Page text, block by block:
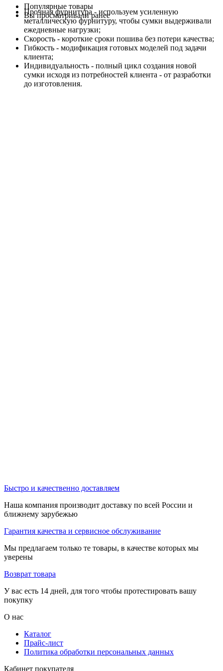
Прочная фурнитура - используем усиленную
металлическую фурнитуру, чтобы сумки выдерживали
ежедневные нагрузки;
Скорость - короткие сроки пошива без потери качества;
Гибкость - модификация готовых моделей под задачи
клиента;
Индивидуальность - полный цикл создания новой
сумки исходя из потребностей клиента - от разработки
до изготовления.
Популярные товары
Вы просматривали ранее
Наша компания производит доставку по всей России и
Мы предлагаем только те товары, в качестве которых мы
У вас есть 14 дней, для того чтобы протестировать вашу
Каталог
Прайс-лист